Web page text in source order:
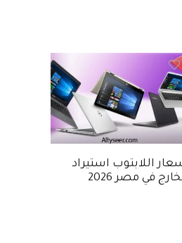
اللابتوب استيراد
في مصر 2026